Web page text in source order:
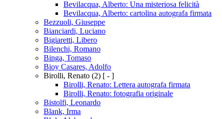
Bevilacqua, Alberto: Una misteriosa felicità
Bevilacqua, Alberto: cartolina autografa firmata
Bezzuoli, Giuseppe
Bianciardi, Luciano
Bigiaretti, Libero
Bilenchi, Romano
Binga, Tomaso
Bioy Casares, Adolfo
Birolli, Renato (2) [ - ]
Birolli, Renato: Lettera autografa firmata
Birolli, Renato: fotografia originale
Bistolfi, Leonardo
Blank, Irma